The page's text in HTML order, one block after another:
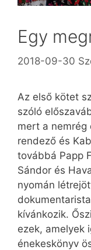
Egy
2018-09-30
Az első kötet
szóló
mert a nemrég
rendező és
továbbá Papp
Sándor és
nyomán
kívánkozik.
ezek, amelyek
énekeskönyv